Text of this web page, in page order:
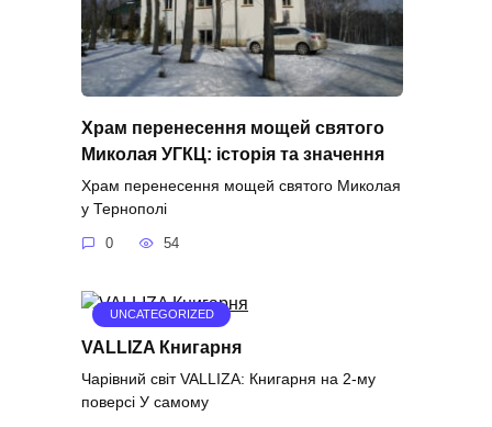
Храм перенесення мощей святого
Миколая УГКЦ: історія та значення
Храм перенесення мощей святого Миколая
у Тернополі
0 54
UNCATEGORIZED
VALLIZA Книгарня
Чарівний світ VALLIZA: Книгарня на 2-му
поверсі У самому